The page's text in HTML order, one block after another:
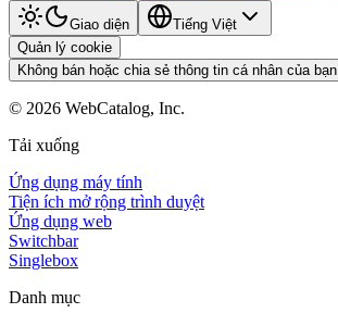
Giao diện
Tiếng Việt
Quản lý cookie
Không bán hoặc chia sẻ thông tin cá nhân của bạn
© 2026 WebCatalog, Inc.
Tải xuống
Ứng dụng máy tính
Tiện ích mở rộng trình duyệt
Ứng dụng web
Switchbar
Singlebox
Danh mục